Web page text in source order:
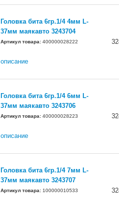
Головка бита 6гр.1/4 4мм L-
37мм маякавто 3243704
Артикул товара: 400000028222
описание
Головка бита 6гр.1/4 6мм L-
37мм маякавто 3243706
Артикул товара: 400000028223
описание
Головка бита 6гр.1/4 7мм L-
37мм маякавто 3243707
Артикул товара: 100000010533